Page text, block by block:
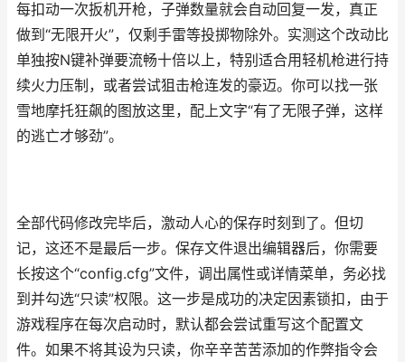
每扣动一次扳机开枪，子弹数量就会自动回复一发，真正
做到“无限开火”，仅剩手雷等投掷物除外。实测这个改动比
单独按N键补弹要流畅十倍以上，特别适合用轻机枪进行持
续火力压制，或者尝试狙击枪连发的豪迈。你可以找一张
雪地摩托狂飙的图放这里，配上文字“有了无限子弹，这样
的逃亡才够劲”。
全部代码修改完毕后，激动人心的保存时刻到了。但切
记，这还不是最后一步。保存文件退出编辑器后，你需要
长按这个“config.cfg”文件，调出属性或详情菜单，务必找
到并勾选“只读”权限。这一步是成功的决定因素锁扣，由于
游戏程序在每次启动时，默认都会尝试重写这个配置文
件。如果不将其设为只读，你辛辛苦苦添加的作弊指令会